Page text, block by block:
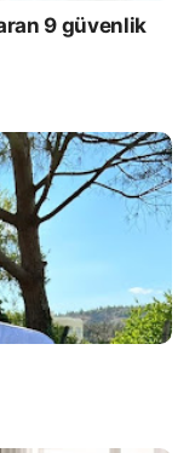
9 güvenlik